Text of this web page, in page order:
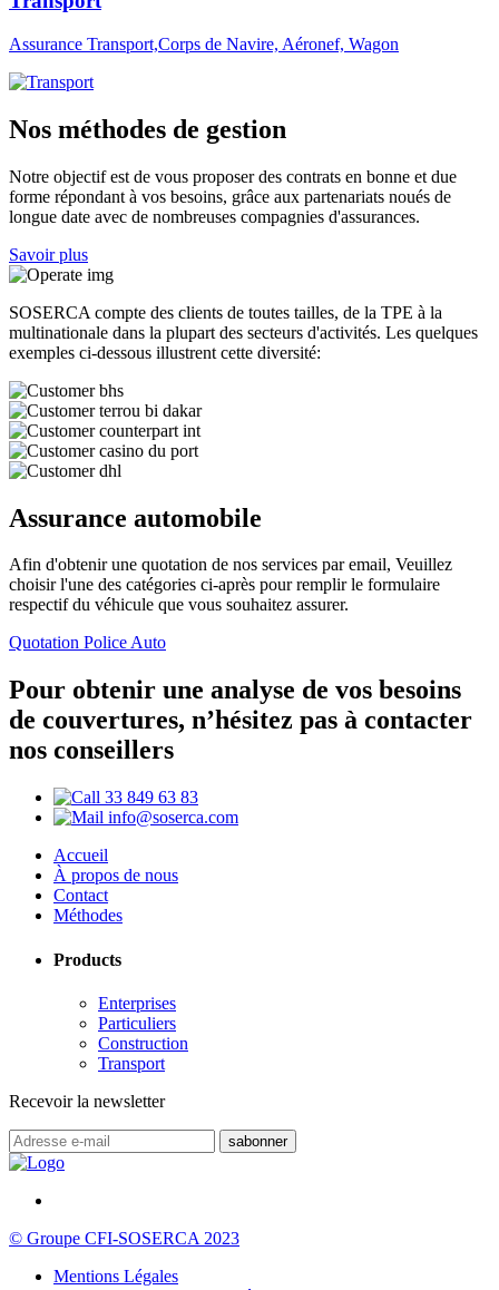
Assurance Transport,Corps de Navire, Aéronef, Wagon
Nos méthodes de gestion
Notre objectif est de vous proposer des contrats en bonne et due
forme répondant à vos besoins, grâce aux partenariats noués de
longue date avec de nombreuses compagnies d'assurances.
Savoir plus
SOSERCA compte des clients de toutes tailles, de la TPE à la
multinationale dans la plupart des secteurs d'activités. Les quelques
exemples ci-dessous illustrent cette diversité:
Assurance automobile
Afin d'obtenir une quotation de nos services par email, Veuillez
choisir l'une des catégories ci-après pour remplir le formulaire
respectif du véhicule que vous souhaitez assurer.
Quotation Police Auto
Pour obtenir une analyse de vos besoins
de couvertures, n’hésitez pas à contacter
nos conseillers
33 849 63 83
info@soserca.com
Accueil
À propos de nous
Contact
Méthodes
Products
Enterprises
Particuliers
Construction
Transport
Recevoir la newsletter
© Groupe CFI-SOSERCA 2023
Mentions Légales